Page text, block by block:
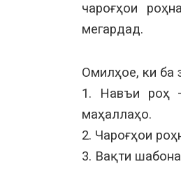
чароғҳои
мегардад.
Омилҳое, ки ба
1. Навъи роҳ
маҳаллаҳо.
2. Чароғҳои
3. Вақти